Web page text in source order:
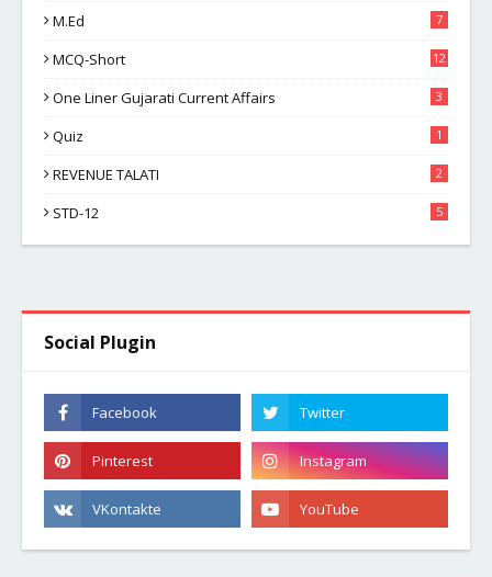
M.Ed 7
MCQ-Short 12
One Liner Gujarati Current Affairs 3
Quiz 1
REVENUE TALATI 2
STD-12 5
Social Plugin